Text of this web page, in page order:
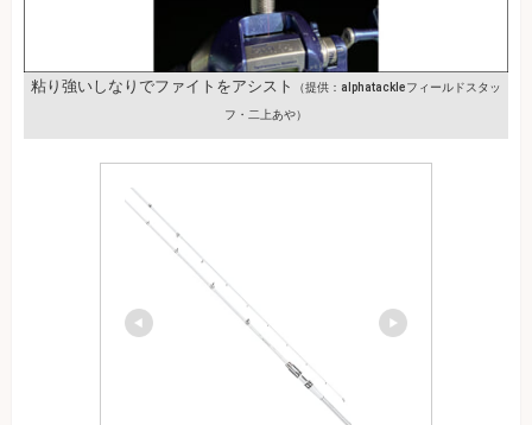
粘り強いしなりでファイトをアシスト （提供：alphatackleフィールドスタッ
フ・二上あや）